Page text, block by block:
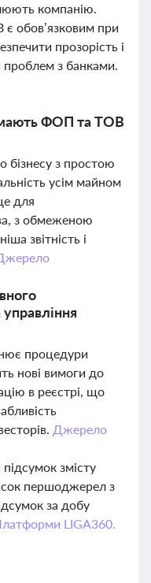
компанію.
обов’язковим при
прозорість і
проблем з банками.
мають ФОП та ТОВ
бізнесу з простою
усім майном
для
з обмеженою
звітність і
процедури
нові вимоги до
в реєстрі, що
Джерело
змісту
першоджерел з
за добу
LIGA360.